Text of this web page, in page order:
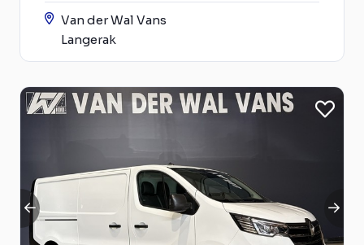
Van der Wal Vans
Langerak